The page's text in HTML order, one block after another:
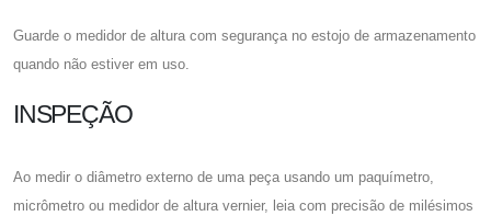
Guarde o medidor de altura com segurança no estojo de armazenamento
quando não estiver em uso.
INSPEÇÃO
Ao medir o diâmetro externo de uma peça usando um paquímetro,
micrômetro ou medidor de altura vernier, leia com precisão de milésimos